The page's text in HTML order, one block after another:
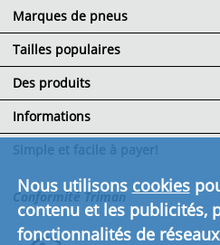
Marques de pneus
Tailles populaires
Des produits
Informations
et de livraison
Conformité Triman
Nous utilisons cookies
contenu et les publicités,
fonctionnalités de